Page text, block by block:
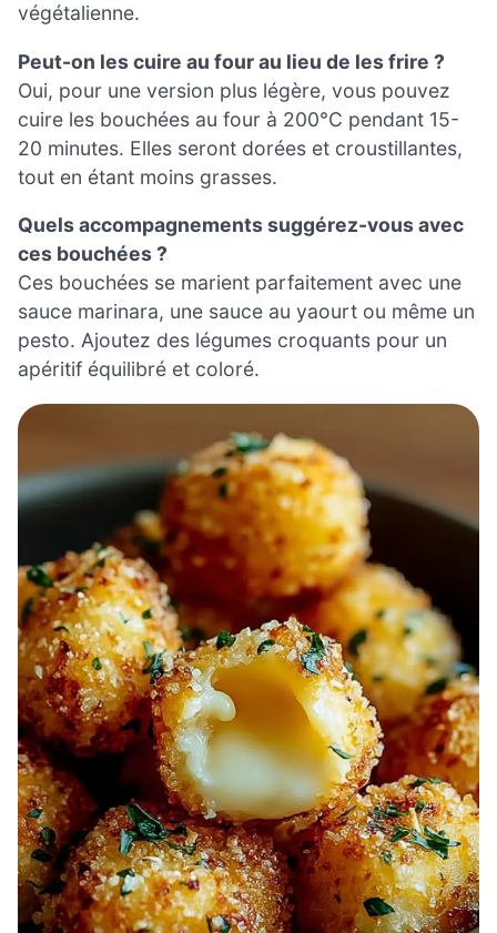
végétalienne.
Peut-on les cuire au four au lieu de les frire ?
Oui, pour une version plus légère, vous pouvez
cuire les bouchées au four à 200°C pendant 15-
20 minutes. Elles seront dorées et croustillantes,
tout en étant moins grasses.
Quels accompagnements suggérez-vous avec
ces bouchées ?
Ces bouchées se marient parfaitement avec une
sauce marinara, une sauce au yaourt ou même un
pesto. Ajoutez des légumes croquants pour un
apéritif équilibré et coloré.